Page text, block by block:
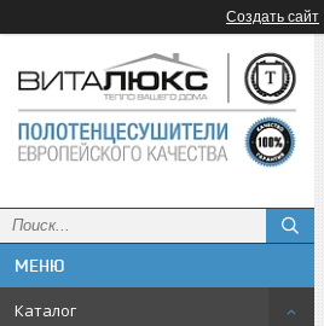
Создать сайт
Каталог